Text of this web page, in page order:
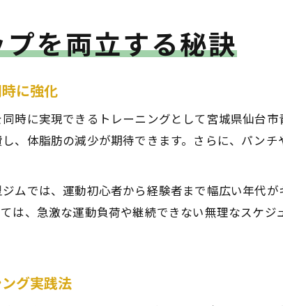
を両立する秘訣
に強化
時に実現できるトレーニングとして宮城県仙台
、体脂肪の減少が期待できます。さらに、パン
ムでは、運動初心者から経験者まで幅広い年代
は、急激な運動負荷や継続できない無理なスケ
グ実践法